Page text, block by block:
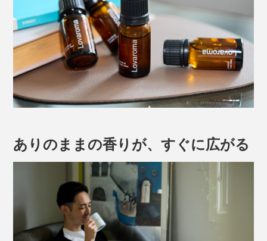
ありのままの香りが、すぐに広がる